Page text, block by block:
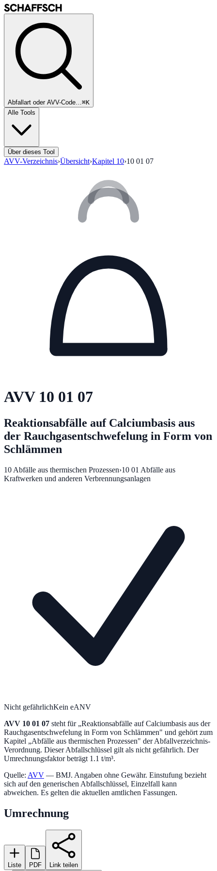
Abfallart oder AVV-Code…⌘K
Alle Tools
Über dieses Tool
AVV-Verzeichnis›Übersicht›Kapitel 10›10 01 07
AVV 10 01 07
Reaktionsabfälle auf Calciumbasis aus
der Rauchgasentschwefelung in Form von
Schlämmen
10 Abfälle aus thermischen Prozessen›10 01 Abfälle aus
Kraftwerken und anderen Verbrennungsanlagen
Nicht gefährlichKein eANV
AVV 10 01 07 steht für „Reaktionsabfälle auf Calciumbasis aus der
Rauchgasentschwefelung in Form von Schlämmen" und gehört zum
Kapitel „Abfälle aus thermischen Prozessen" der Abfallverzeichnis-
Verordnung. Dieser Abfallschlüssel gilt als nicht gefährlich. Der
Umrechnungsfaktor beträgt 1.1 t/m³.
Quelle: AVV — BMJ. Angaben ohne Gewähr. Einstufung bezieht
sich auf den generischen Abfallschlüssel, Einzelfall kann
abweichen. Es gelten die aktuellen amtlichen Fassungen.
Umrechnung
Liste PDF Link teilen